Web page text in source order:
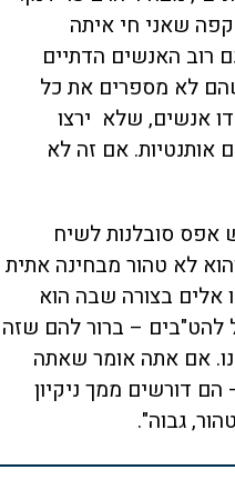
שאני חי איתה
רוב האנשים הדתיים
לא מספרים את כל
אנשים, שלא ירצו
אותנטיות. אם זה לא
אפס סובלנות לשיח
לא טהור מבחינה אתית
אלים בצורה שבה הוא
להט"בים – ברור להם שזה
אם אתה אומר שאתה
דורשים ממך ניקיון
גבוה".